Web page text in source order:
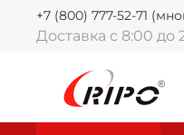
Доставка с 8:00 до
+7 (800) 777-52-71